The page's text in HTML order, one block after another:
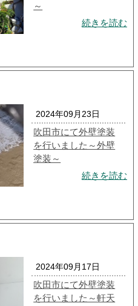
～
続きを読む
2024年09月23日
吹田市にて外壁塗装
を行いました～外壁
塗装～
続きを読む
2024年09月17日
吹田市にて外壁塗装
を行いました～軒天